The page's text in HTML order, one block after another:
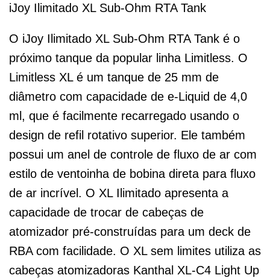
iJoy Ilimitado XL Sub-Ohm RTA Tank
O iJoy Ilimitado XL Sub-Ohm RTA Tank é o
próximo tanque da popular linha Limitless. O
Limitless XL é um tanque de 25 mm de
diâmetro com capacidade de e-Liquid de 4,0
ml, que é facilmente recarregado usando o
design de refil rotativo superior. Ele também
possui um anel de controle de fluxo de ar com
estilo de ventoinha de bobina direta para fluxo
de ar incrível. O XL Ilimitado apresenta a
capacidade de trocar de cabeças de
atomizador pré-construídas para um deck de
RBA com facilidade. O XL sem limites utiliza as
cabeças atomizadoras Kanthal XL-C4 Light Up